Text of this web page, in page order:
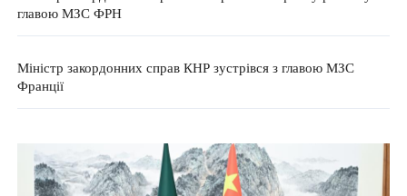
главою МЗС ФРН
Міністр закордонних справ КНР зустрівся з главою МЗС
Франції